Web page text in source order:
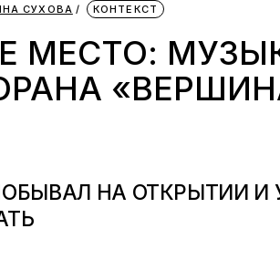
СУХОВА КОНТЕКСТ
МЕСТО:
НА ОТКРЫТИИ